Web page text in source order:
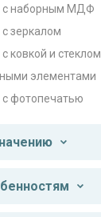
с наборным МДФ
зеркалом
ковкой и стеклом
элементами
фотопечатью